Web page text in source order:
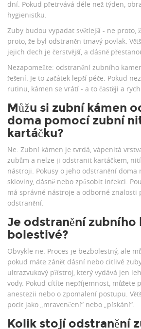
dní. Pokud přetrvává déle než týden,
hygienistku.
Zuby budou vypadat světlejší - ne proto,
proto, že byl odstraněn tmavý povlak.
jejich dech je čerstvější, a dásně
Nezapomeňte: odstranění zubního
řešení. Je to začátek lepší péče. Pokud
rutinu, kámen se vrátí - a to častěji a
Můžu si zubní kámen
doma pomocí zubní
kartáčku?
Ne. Zubní kámen je tvrdá, vápenitá
zubům a nelze ji odstranit kartáčkem,
nástroji. Pokusy o jeho odstranění doma
skloviny, dásně nebo způsobit infekci.
má správné nástroje a odborné znalosti
odstranění.
Je odstranění zubního
bolestivé?
Obvykle ne. Proces je bezbolestný, ale
pokud máte zánět dásní nebo citlivé
ultrazvukový přístroj, který vydává jen
vody. Pokud cítíte nepříjemnost, můžete
anestezii nebo o zpomalení postupu.
pocit jako „mravenčení“ nebo „pískání“.
Kolik stojí odstranění